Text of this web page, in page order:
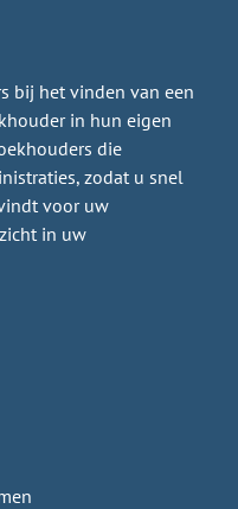
bij het vinden van een
in hun eigen
die
zodat u snel
voor uw
in uw